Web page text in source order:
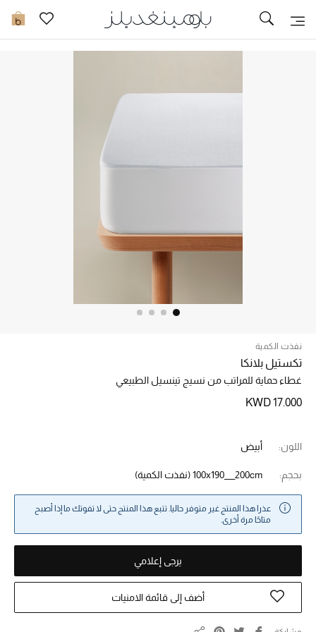
0 تخفيضات
جديد في الخصومات
خصم حتى 70%
تسوقوا الآن
الموسم الجديد
النساء
أحذية النسائية
نفذت الكمية
تكستيل بلانكا
غطاء حماية للمراتب من نسيج تينسيل الطبيعي
KWD 17.000
اللون: أبيض
بحجم: 100x190___200cm(نفذت الكمية)
عذرا هذا المنتج غير متوفر حاليا. تتبع هذا المنتج حتى لا تفوتك ما إذا أصبح
متاحًا مرة أخرى.
يرجى إعلامي
أضف إلى قائمة الامنيات